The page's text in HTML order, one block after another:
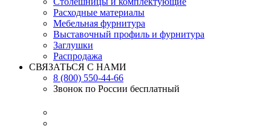
Расходные материалы
Мебельная фурнитура
Выставочный профиль и фурнитура
Заглушки
Распродажа
СВЯЗАТЬСЯ С НАМИ
8 (800) 550-44-66
Звонок по России бесплатный